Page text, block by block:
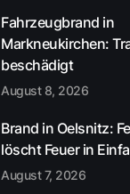
Fahrzeugbrand in
Markneukirchen:
beschädigt
August 8, 2026
Brand in Oelsnitz:
löscht Feuer in
August 7, 2026